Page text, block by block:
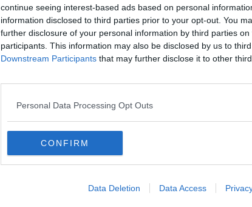
continue seeing interest-based ads based on personal
information disclosed to third parties prior to your opt-out. You
further disclosure of your personal information by third parties on
participants. This information may also be disclosed by us to
Downstream Participants that may further disclose it to other
Personal Data Processing Opt Outs
CONFIRM
Data Deletion Data Access
Kommentar fra:
Kommentar:
Kommentaren skal godkendes før den bliver synlig
Kommentarer
Meget lækkker opskrift! Jeg foretrækker dog at lave den med
solæggesalaten er fantastisk Aroma, der ikke er til at modstå.